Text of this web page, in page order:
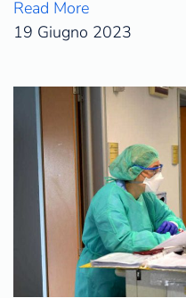
Read More
19 Giugno 2023